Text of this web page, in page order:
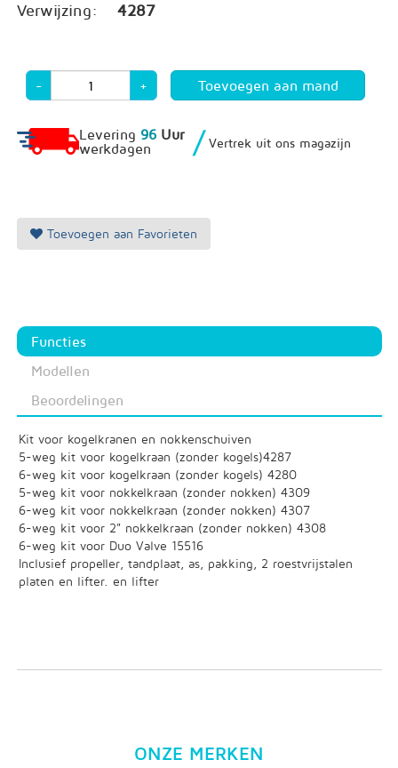
Verwijzing: 4287
- +
Levering 96 Uur
werkdagen
/ Vertrek uit ons magazijn
Toevoegen aan Favorieten
Functies
Modellen
Beoordelingen
Kit voor kogelkranen en nokkenschuiven
5-weg kit voor kogelkraan (zonder kogels)4287
6-weg kit voor kogelkraan (zonder kogels) 4280
5-weg kit voor nokkelkraan (zonder nokken) 4309
6-weg kit voor nokkelkraan (zonder nokken) 4307
6-weg kit voor 2" nokkelkraan (zonder nokken) 4308
6-weg kit voor Duo Valve 15516
Inclusief propeller, tandplaat, as, pakking, 2 roestvrijstalen
platen en lifter. en lifter
ONZE MERKEN